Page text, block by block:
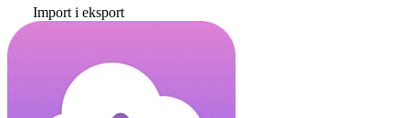
Import i eksport